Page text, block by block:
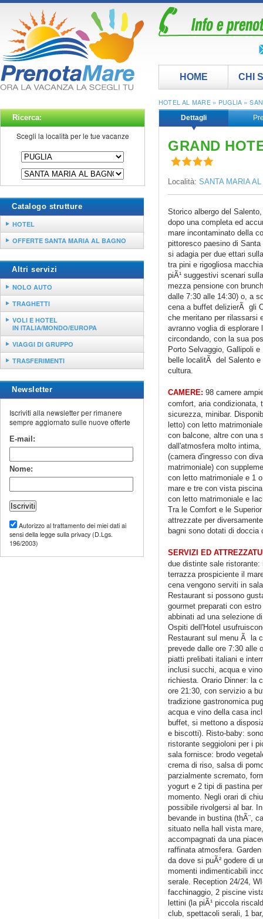
HOME CHI
HOTEL AL MARE » PUGLIA »
Dettagli
GRAND
Località: SANTA MARIA
Storico albergo del
dopo una completa ed
mare incontaminato della
pittoresco paesino di Santa
si adagia per due ettari
tra pini e rigogliosa
piÃ¹ suggestivi scenari
mezza pensione con
dalle 7:30 alle 14:30) o, a
cena a buffet delizierÃ gli
che meritano per rilassarsi
avranno voglia di
circondando, con la sua
Porto Selvaggio, Gallipoli
belle localitÃ del Salento
cultura.
CAMERE: 98 camere
comfort, aria condizionata,
sicurezza, minibar.
letto) con letto
con balcone, altre con una
dall'atmosfera molto
(camera d'ingresso con
matrimoniale) con
con letto matrimoniale e 1
mare e tre con vista
con letto matrimoniale e
Tra le Comfort e le
attrezzate per
bagni sono dotati di doccia
SERVIZI ED
due distinte sale ristorante:
terrazza prospiciente il
cena vengono serviti in
Restaurant si possono
gourmet preparati con
abbinati ad una selezione
Ospiti dell'Hotel
Restaurant sul menu Ã la
prevede dalle ore 7:30 alle
piatti prelibati italiani e
inclusi succhi, acqua e
richiesta. Orario Dinner: la
ore 21:30, con servizio a
tradizione gastronomica
acqua e vino della casa
buffet, si mettono a
e biscotti). Risto-baby:
ristorante seggioloni per i
sala fornisce: brodo
crema di riso, salsa di
parzialmente scremato,
yogurt e 2 tipi di pastina
momento. Negli orari di
possibile rivolgersi al bar.
bevande in bustina (thÃ¨,
situato nella hall vista
accompagnati da una
raffinata atmosfera.
da dove si puÃ² godere di
momenti indimenticabili
serale. Reception 24/24,
facchinaggio, 2 piscine
lettini (la piÃ¹ piccola
club, spettacoli serali, 1
Ricerca:
Scegli la località per le tue vacanze
Catalogo strutture
HOTEL
OFFERTE SANTA MARIA AL BAGNO
Altri servizi
NOLO AUTO
TRAGHETTI
VOLI E HOTEL
IN ITALIA/MONDO/EUROPA
VIAGGI DI GRUPPO
TRASFERIMENTI
Newsletter
Iscriviti alla newsletter per rimanere
sempre aggiornato sulle nuove offerte
E-mail:
Nome:
Autorizzo al trattamento dei miei dati ai
sensi della legge sulla privacy (D.Lgs.
196/2003)